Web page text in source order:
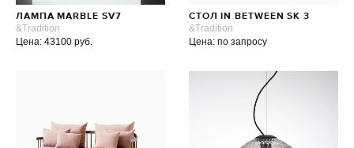
ЛАМПА MARBLE SV7
&Tradition
Цена: 43100 руб.
СТОЛ IN BETWEEN SK 3
&Tradition
Цена: по запросу